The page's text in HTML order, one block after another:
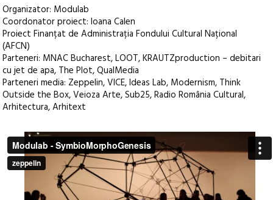
Organizator: Modulab
Coordonator proiect: Ioana Calen
Proiect Finanțat de Administrația Fondului Cultural Național
(AFCN)
Parteneri: MNAC Bucharest, LOOT, KRAUTZproduction – debitari
cu jet de apa, The Plot, QualMedia
Parteneri media: Zeppelin, VICE, Ideas Lab, Modernism, Think
Outside the Box, Veioza Arte, Sub25, Radio România Cultural,
Arhitectura, Arhitext